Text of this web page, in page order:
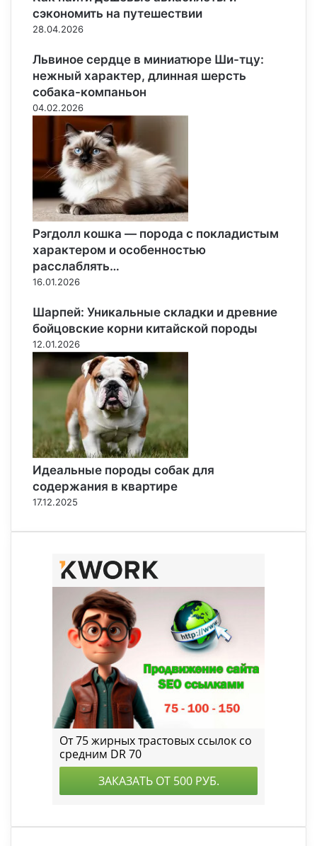
сэкономить на путешествии
28.04.2026
Львиное сердце в миниатюре Ши-тцу:
нежный характер, длинная шерсть
собака-компаньон
04.02.2026
Рэгдолл кошка — порода с покладистым
характером и особенностью
расслаблять…
16.01.2026
Шарпей: Уникальные складки и древние
бойцовские корни китайской породы
12.01.2026
Идеальные породы собак для
содержания в квартире
17.12.2025